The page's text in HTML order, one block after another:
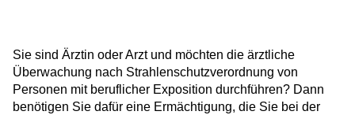
Sie sind Ärztin oder Arzt und möchten die ärztliche
Überwachung nach Strahlenschutzverordnung von
Personen mit beruflicher Exposition durchführen? Dann
benötigen Sie dafür eine Ermächtigung, die Sie bei der